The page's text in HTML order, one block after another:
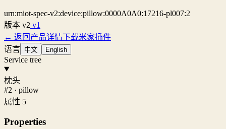
urn:miot-spec-v2:device:pillow:0000A0A0:17216-pl007:2
版本 v2 v1
← 返回产品详情下载米家插件
语言 中文 English
Service tree
枕头
#2 · pillow
属性 5
Properties